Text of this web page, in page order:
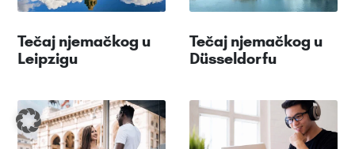
Tečaj njemačkog u
Leipzigu
Tečaj njemačkog u
Düsseldorfu